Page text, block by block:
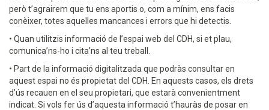
però t’agrairem que tu ens aportis o, com a mínim, ens facis
conèixer, totes aquelles mancances i errors que hi detectis.
• Quan utilitzis informació de l’espai web del CDH, si et plau,
comunica’ns-ho i cita’ns al teu treball.
• Part de la informació digitalitzada que podràs consultar en
aquest espai no és propietat del CDH. En aquests casos, els drets
d’ús recauen en el seu propietari, que estarà convenientment
indicat. Si vols fer ús d’aquesta informació t’hauràs de posar en